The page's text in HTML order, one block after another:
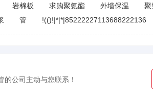
岩棉板 求购聚氨酯 外墙保温 聚
管 !(()!|*|*|85222227113688222136
公司主动与您联系！